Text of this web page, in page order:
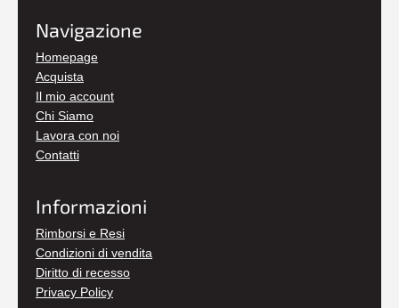
Navigazione
Homepage
Acquista
Il mio account
Chi Siamo
Lavora con noi
Contatti
Informazioni
Rimborsi e Resi
Condizioni di vendita
Diritto di recesso
Privacy Policy